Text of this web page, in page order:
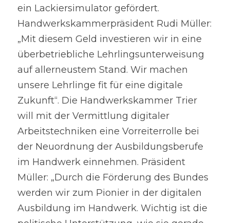
ein Lackiersimulator gefördert.
Handwerkskammerpräsident Rudi Müller:
„Mit diesem Geld investieren wir in eine
überbetriebliche Lehrlingsunterweisung
auf allerneustem Stand. Wir machen
unsere Lehrlinge fit für eine digitale
Zukunft“. Die Handwerkskammer Trier
will mit der Vermittlung digitaler
Arbeitstechniken eine Vorreiterrolle bei
der Neuordnung der Ausbildungsberufe
im Handwerk einnehmen. Präsident
Müller: „Durch die Förderung des Bundes
werden wir zum Pionier in der digitalen
Ausbildung im Handwerk. Wichtig ist die